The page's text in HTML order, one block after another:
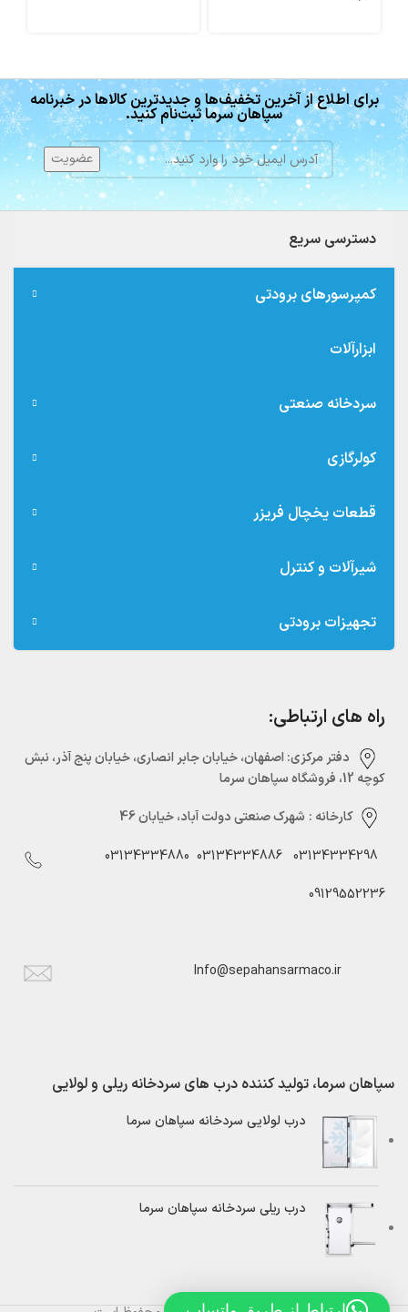
برای اطلاع از آخرین تخفیف‌ها و جدیدترین کالاها در خبرنامه
سپاهان سرما ثبت‌نام کنید.
دسترسی سریع
کمپرسورهای برودتی
ابزارآلات
سردخانه صنعتی
کولرگازی
قطعات یخچال فریزر
شیرآلات و کنترل
تجهیزات برودتی
راه های ارتباطی:
دفتر مرکزی:‌ اصفهان، خیابان جابر انصاری، خیابان پنج آذر، نبش
کوچه 12، فروشگاه سپاهان سرما
کارخانه : شهرک صنعتی دولت آباد، خیابان 46
03134334298
03134334886
03134334880
09129552236
Info@sepahansarmaco.ir
سپاهان سرما، تولید کننده درب های سردخانه ریلی و لولایی
درب لولایی سردخانه سپاهان سرما
درب ریلی سردخانه سپاهان سرما